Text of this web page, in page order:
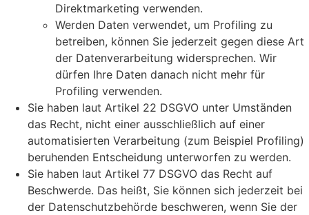
Direktmarketing verwenden.
Werden Daten verwendet, um Profiling zu
betreiben, können Sie jederzeit gegen diese Art
der Datenverarbeitung widersprechen. Wir
dürfen Ihre Daten danach nicht mehr für
Profiling verwenden.
Sie haben laut Artikel 22 DSGVO unter Umständen
das Recht, nicht einer ausschließlich auf einer
automatisierten Verarbeitung (zum Beispiel Profiling)
beruhenden Entscheidung unterworfen zu werden.
Sie haben laut Artikel 77 DSGVO das Recht auf
Beschwerde. Das heißt, Sie können sich jederzeit bei
der Datenschutzbehörde beschweren, wenn Sie der